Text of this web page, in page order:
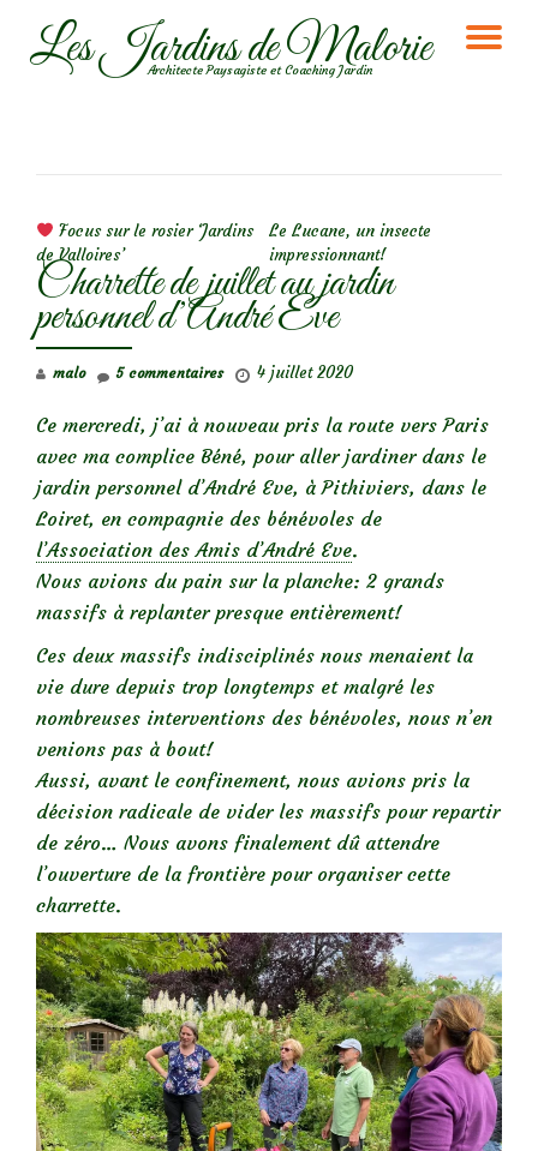
AllerLes Jardins de Malorie
Architecte Paysagiste et Coaching Jardin
Focus sur le rosier ‘Jardins
de Valloires’
Le Lucane, un insecte
impressionnant!
Charrette de juillet au jardin
personnel d’André Eve
malo 4 juillet 2020
5 commentaires
Ce mercredi, j’ai à nouveau pris la route vers Paris
avec ma complice Béné, pour aller jardiner dans le
jardin personnel d’André Eve, à Pithiviers, dans le
Loiret, en compagnie des bénévoles de
l’Association des Amis d’André Eve.
Nous avions du pain sur la planche: 2 grands
massifs à replanter presque entièrement!
Ces deux massifs indisciplinés nous menaient la
vie dure depuis trop longtemps et malgré les
nombreuses interventions des bénévoles, nous n’en
venions pas à bout!
Aussi, avant le confinement, nous avions pris la
décision radicale de vider les massifs pour repartir
de zéro… Nous avons finalement dû attendre
l’ouverture de la frontière pour organiser cette
charrette.